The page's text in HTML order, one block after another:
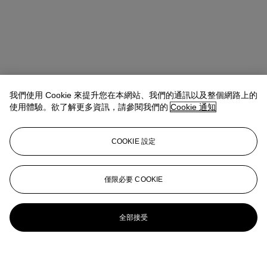
我們使用 Cookie 來提升您在本網站、我們的通訊以及整個網路上的
使用體驗。欲了解更多資訊，請參閱我們的 Cookie 通知
COOKIE 設定
僅限必要 COOKIE
全部接受